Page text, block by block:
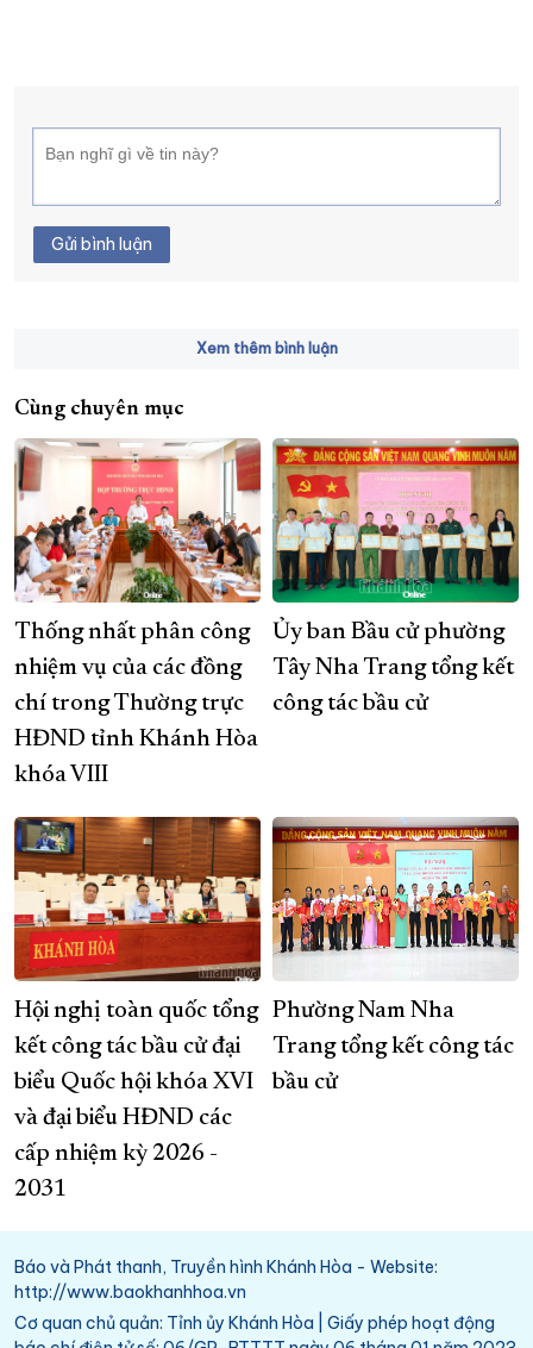
Gửi bình luận
Xem thêm bình luận
Cùng chuyên mục
Thống nhất phân công
nhiệm vụ của các đồng
chí trong Thường trực
HĐND tỉnh Khánh Hòa
khóa VIII
Ủy ban Bầu cử phường
Tây Nha Trang tổng kết
công tác bầu cử
Hội nghị toàn quốc tổng
kết công tác bầu cử đại
biểu Quốc hội khóa XVI
và đại biểu HĐND các
cấp nhiệm kỳ 2026 -
2031
Phường Nam Nha
Trang tổng kết công tác
bầu cử
Báo và Phát thanh, Truyền hình Khánh Hòa - Website:
http://www.baokhanhhoa.vn
Cơ quan chủ quản: Tỉnh ủy Khánh Hòa | Giấy phép hoạt động